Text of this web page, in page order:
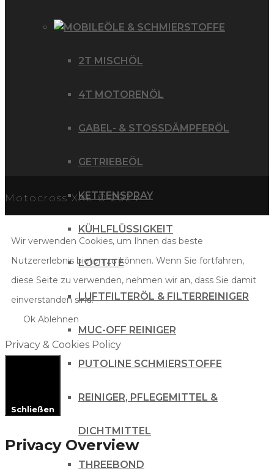
ÖLE & SCHMIERSTOFFE
2T MISCHÖL
4T MOTORENÖL
GABEL- & STOSSDÄMPFERÖL
GETRIEBEÖL
KETTENSPRAY
KÜHLFLÜSSIGKEIT
LOCTITE
LUFTFILTERÖL & FILTERREINIGER
MUC-OFF REINIGER
PUTOLINE SCHMIERSTOFFE
REINIGER, PFLEGEMITTEL &
DICHTMITTEL
THREEBOND
Motocross XXL © 2024
Wir verwenden Cookies, um Ihnen das beste
Nutzererlebnis bieten zu können. Wenn Sie fortfahren,
diese Seite zu verwenden, nehmen wir an, dass Sie damit
einverstanden sind.
Ok Ablehnen
Privacy & Cookies Policy
Schließen
Privacy Overview